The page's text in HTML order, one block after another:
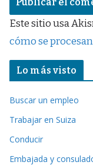
Este sitio usa
cómo se
Lo más visto
Buscar un empleo
Trabajar en Suiza
Conducir
Embajada y